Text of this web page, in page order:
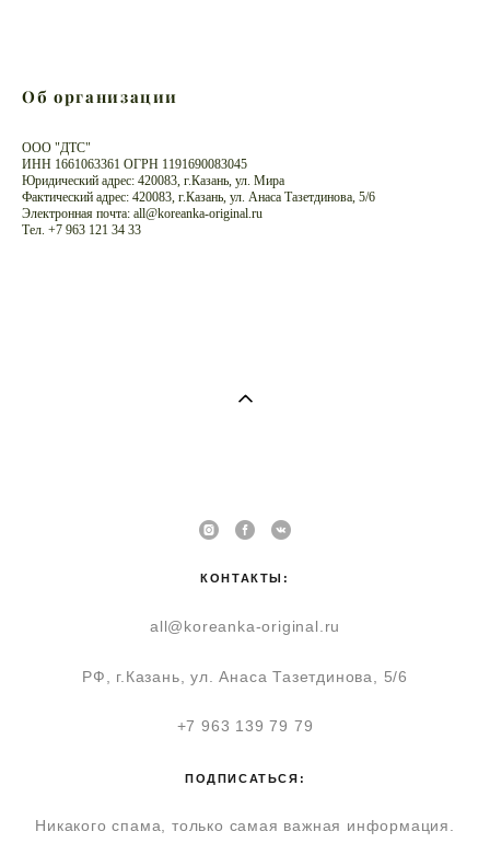
Об организации
ООО "ДТС"
ИНН 1661063361 ОГРН 1191690083045
Юридический адрес: 420083, г.Казань, ул. Мира
Фактический адрес: 420083, г.Казань, ул. Анаса Тазетдинова, 5/6
Электронная почта: all@koreanka-original.ru
Тел. +7 963 121 34 33
КОНТАКТЫ:
all@koreanka-original.ru
РФ, г.Казань, ул. Анаса Тазетдинова, 5/6
+7 963 139 79 79
ПОДПИСАТЬСЯ:
Никакого спама, только самая важная информация.